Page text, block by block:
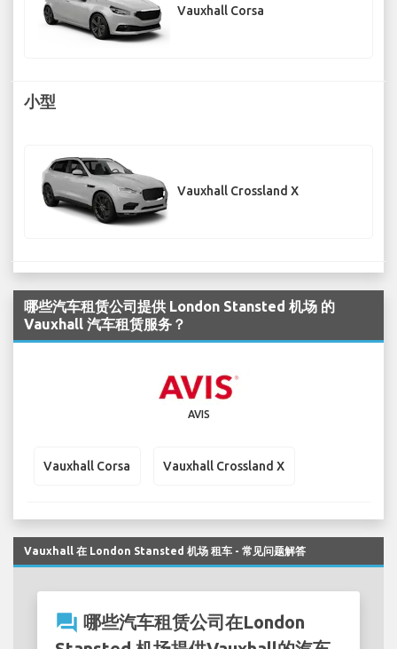
Vauxhall Corsa
小型
Vauxhall Crossland X
哪些汽车租赁公司提供 London Stansted 机场 的
Vauxhall 汽车租赁服务？
AVIS
Vauxhall Corsa Vauxhall Crossland X
Vauxhall 在 London Stansted 机场 租车 - 常见问题解答
question_answer 哪些汽车租赁公司在London